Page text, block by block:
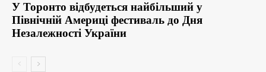
У Торонто відбудеться найбільший у
Північній Америці фестиваль до Дня
Незалежності України